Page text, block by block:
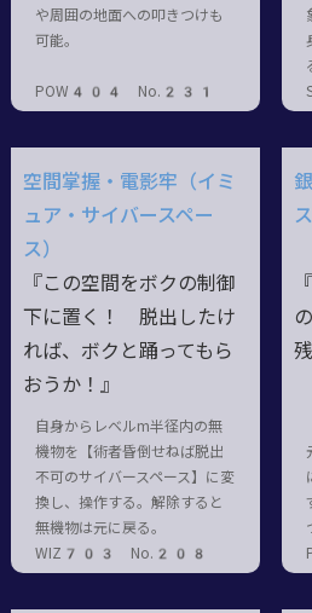
や周囲の地面への叩きつけも
可能。
POW404 No.231
空間掌握・電影牢（イミ
ュア・サイバースペー
ス）
『この空間をボクの制御
下に置く！ 脱出したけ
れば、ボクと踊ってもら
おうか！』
自身からレベルm半径内の無
機物を【術者昏倒せねば脱出
不可のサイバースペース】に変
換し、操作する。解除すると
無機物は元に戻る。
WIZ703 No.208